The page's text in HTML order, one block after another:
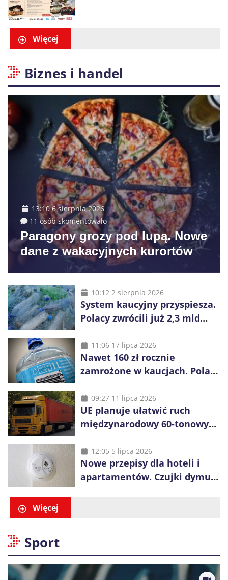
Więcej
Biznes i handel
13:10 6 sierpnia 2026
11 osób skomentowało
Paragony grozy pod lupą. Nowe
dane z wakacyjnych kurortów
10:12 2 sierpnia 2026
System kaucyjny przyspiesza.
Polacy zwrócili już 2,3 mld
11:06 17 lipca 2026
Nawet 160 zł rocznie
zamrożone w kaucjach. Polacy
vouchery
09:27 11 lipca 2026
UE planuje ułatwić ruch
międzynarodowy 60-tonowych
konkurencji
12:05 5 lipca 2026
Nowe przepisy dla hoteli i
apartamentów. Czujki dymu
Więcej
Sport